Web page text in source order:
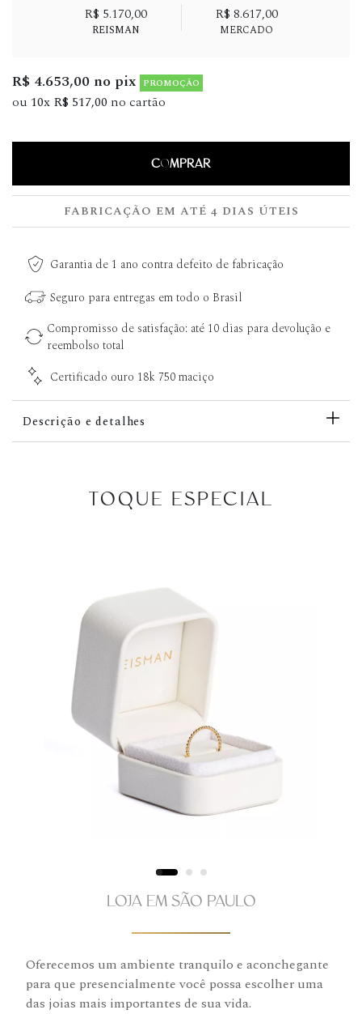
R$ 5.170,00
REISMAN
R$ 8.617,00
MERCADO
R$ 4.653,00 no pix PROMOÇÃO
ou 10x R$ 517,00 no cartão
COMPRAR
FABRICAÇÃO EM ATÉ 4 DIAS ÚTEIS
Garantia de 1 ano contra defeito de fabricação
Seguro para entregas em todo o Brasil
Compromisso de satisfação: até 10 dias para devolução e
reembolso total
Certificado ouro 18k 750 maciço
Descrição e detalhes
TOQUE ESPECIAL
LOJA EM SÃO PAULO
Oferecemos um ambiente tranquilo e aconchegante
para que presencialmente você possa escolher uma
das joias mais importantes de sua vida.